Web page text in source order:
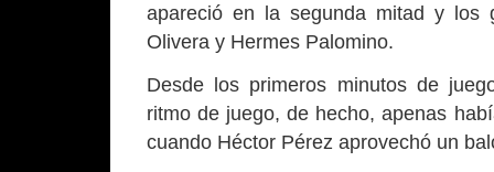
apareció en la segunda mitad y los
Olivera y Hermes Palomino.
Desde los primeros minutos de
ritmo de juego, de hecho, apenas
cuando Héctor Pérez aprovechó un